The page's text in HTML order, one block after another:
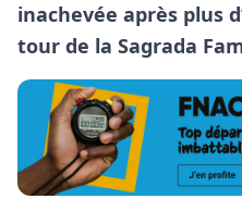
inachevée après plus
tour de la Sagrada